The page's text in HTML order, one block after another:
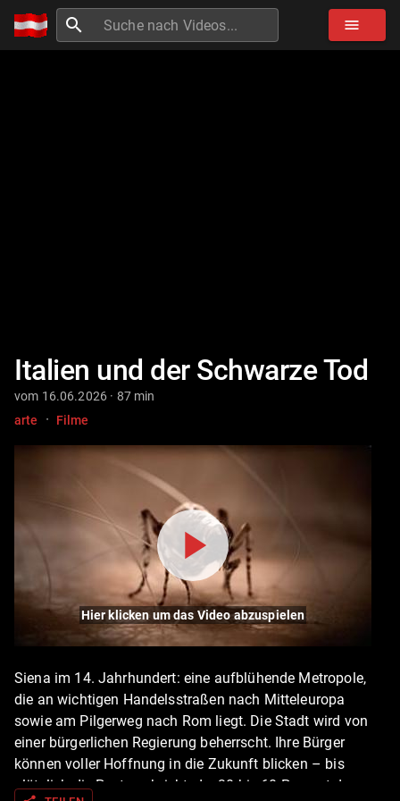
search menu
Italien und der Schwarze Tod
vom 16.06.2026 · 87 min
arte
· Filme
Hier klicken um das Video abzuspielen
Siena im 14. Jahrhundert: eine aufblühende Metropole,
die an wichtigen Handelsstraßen nach Mitteleuropa
sowie am Pilgerweg nach Rom liegt. Die Stadt wird von
einer bürgerlichen Regierung beherrscht. Ihre Bürger
können voller Hoffnung in die Zukunft blicken – bis
plötzlich die Pest ausbricht, der 30 bis 60 Prozent der